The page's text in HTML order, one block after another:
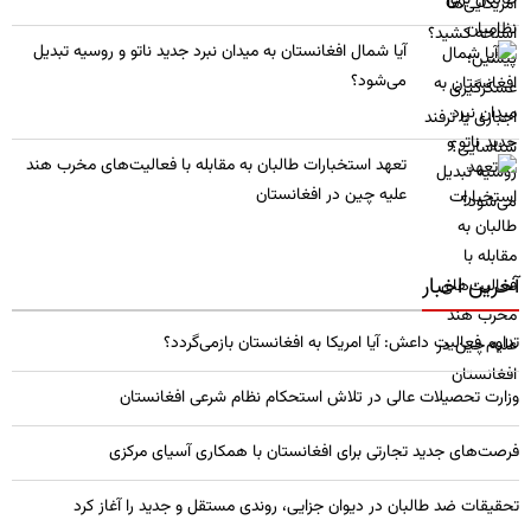
​آیا شمال افغانستان به میدان نبرد جدید ناتو و روسیه تبدیل
می‌شود؟
تعهد استخبارات طالبان به مقابله با فعالیت‌های مخرب هند
علیه چین در افغانستان
آخرین اخبار
تداوم فعالیت داعش: آیا امریکا به افغانستان بازمی‌گردد؟
وزارت تحصیلات عالی در تلاش استحکام نظام شرعی افغانستان
فرصت‌های جدید تجارتی برای افغانستان با همکاری آسیای مرکزی
تحقیقات ضد طالبان در دیوان جزایی، روندی مستقل و جدید را آغاز کرد